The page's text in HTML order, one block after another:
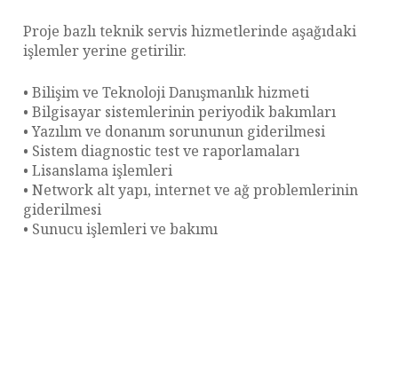
Proje bazlı teknik servis hizmetlerinde aşağıdaki
işlemler yerine getirilir.
• Bilişim ve Teknoloji Danışmanlık hizmeti
• Bilgisayar sistemlerinin periyodik bakımları
• Yazılım ve donanım sorununun giderilmesi
• Sistem diagnostic test ve raporlamaları
• Lisanslama işlemleri
• Network alt yapı, internet ve ağ problemlerinin
giderilmesi
• Sunucu işlemleri ve bakımı